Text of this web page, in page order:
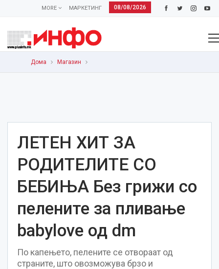
08/08/2026
МАРКЕТИНГ
MORE
Дома Магазин
ЛЕТЕН ХИТ ЗА
РОДИТЕЛИТЕ СО
БЕБИЊА Без грижи со
пелените за пливање
babylove од dm
По капењето, пелените се отвораат од
страните, што овозможува брзо и